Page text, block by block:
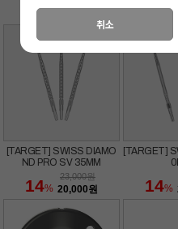
14 14 %
[TARGET] SWISS DIAMO
ND PRO SV 35MM
14%
23,000원
20,000원
[TARGET]
14%
취소